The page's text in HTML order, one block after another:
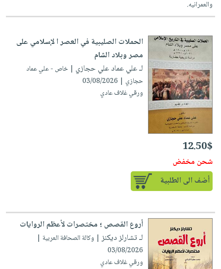
والعمرانيه.
الحملات الصليبية في العصر ا لإسلامي على
مصر وبلاد الشام
لـ علي عماد علي حجازي | خاص - علي عماد
حجازي | 03/08/2026
ورقي غلاف عادي
12.50$
شحن مخفض
أضف الى الطلبية
أروع القصص ؛ مختصرات لأعظم الروايات
لـ تشارلز ديكنز| وكالة الصحافة العربية |
03/08/2026
ورقي غلاف عادي